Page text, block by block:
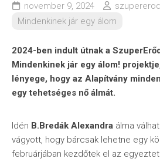
november 9, 2024
szupererod
Mindenkinek jár egy álom
2024-ben indult útnak a
Mindenkinek jár egy álom!
lényege, hogy az Alapítvány
egy tehetséges nő álmát.
Idén B.Bredák Alexandra álma
vágyott, hogy bárcsak lehetne egy
februárjában kezdőtek el az